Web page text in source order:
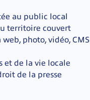
au public local
territoire couvert
photo, vidéo, CMS
et de la vie locale
de la presse